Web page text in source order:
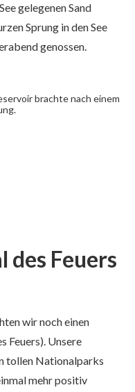
gelegenen Sand
Sprung in den See
genossen.
brachte nach einem
des Feuers
wir noch einen
Feuers). Unsere
tollen Nationalparks
mehr positiv